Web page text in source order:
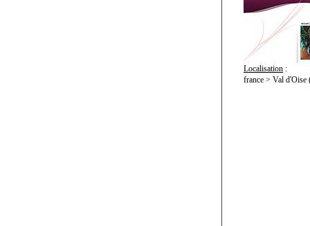
Localisation :
france > Val d'Oise